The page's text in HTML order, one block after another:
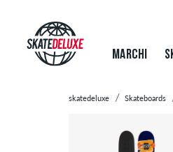
MARCHI
skatedeluxe Skateboards